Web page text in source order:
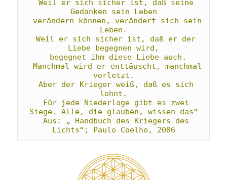
Weil er sich sicher ist, daß seine
Gedanken sein Leben
verändern können, verändert sich sein
Leben.
Weil er sich sicher ist, daß er der
Liebe begegnen wird,
begegnet ihm diese Liebe auch.
Manchmal wird er enttäuscht, manchmal
verletzt.
Aber der Krieger weiß, daß es sich
lohnt.
Für jede Niederlage gibt es zwei
Siege. Alle, die glauben, wissen das“
Aus: „ Handbuch des Kriegers des
Lichts“; Paulo Coelho, 2006